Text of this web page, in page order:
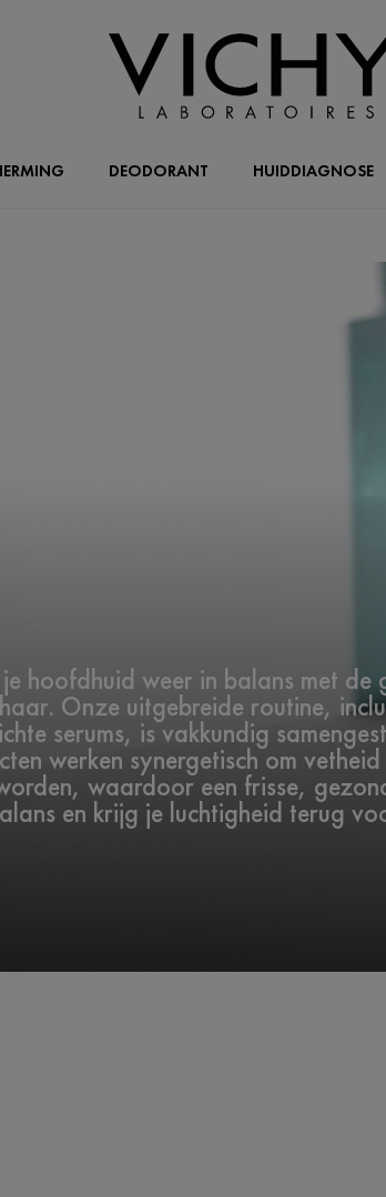
DEODORANT HUIDDIAGNOSE
hoofdhuid weer in balans met de
Onze uitgebreide routine,
serums, is vakkundig
werken synergetisch om
waardoor een frisse,
en krijg je luchtigheid terug